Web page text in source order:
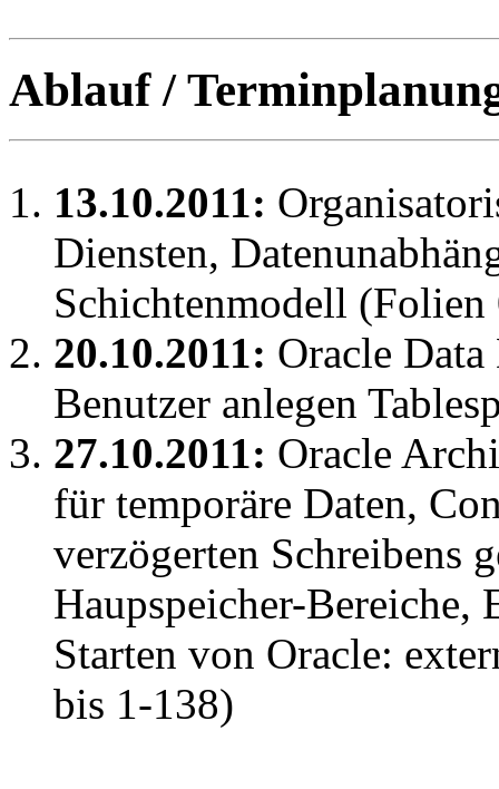
Ablauf /
13.10.2011:
Diensten,
Schichtenmodell
20.10.2011: Oracle
Benutzer anlegen
27.10.2011: Oracle
für temporäre Daten,
verzögerten Schreibens
Haupspeicher-
Starten von Oracle:
bis 1-138)